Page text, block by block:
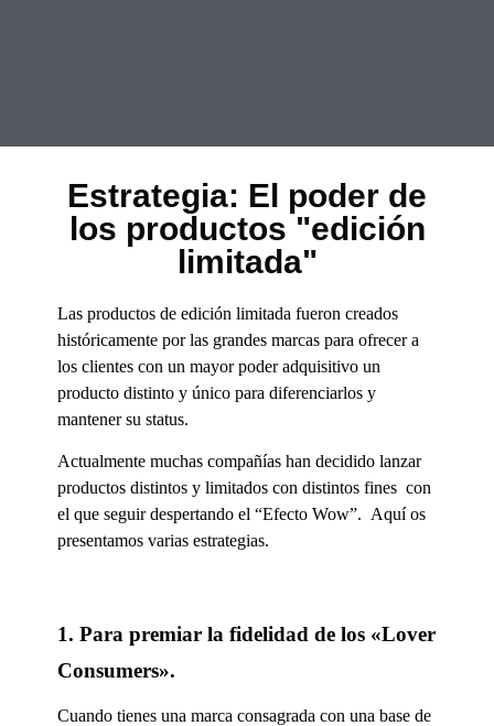
Estrategia: El poder de
los productos "edición
limitada"
Las productos de edición limitada fueron creados
históricamente por las grandes marcas para ofrecer a
los clientes con un mayor poder adquisitivo un
producto distinto y único para diferenciarlos y
mantener su status.
Actualmente muchas compañías han decidido lanzar
productos distintos y limitados con distintos fines con
el que seguir despertando el “Efecto Wow”. Aquí os
presentamos varias estrategias.
1. Para premiar la fidelidad de los «Lover
Consumers».
Cuando tienes una marca consagrada con una base de